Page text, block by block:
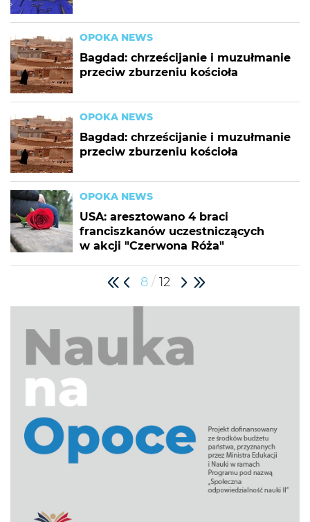
OPOKA NEWS
Bagdad: chrześcijanie i muzułmanie
przeciw zburzeniu kościoła
OPOKA NEWS
Bagdad: chrześcijanie i muzułmanie
przeciw zburzeniu kościoła
OPOKA NEWS
USA: aresztowano 4 braci
franciszkanów uczestniczących
w akcji "Czerwona Róża"
8 / 12